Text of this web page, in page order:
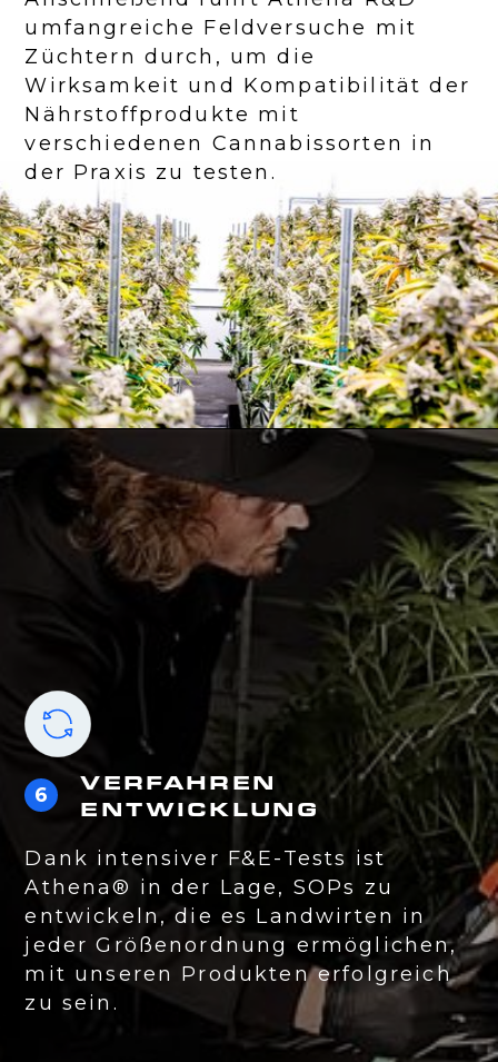
umfangreiche Feldversuche mit
Züchtern durch, um die
Wirksamkeit und Kompatibilität der
Nährstoffprodukte mit
verschiedenen Cannabissorten in
der Praxis zu testen.
6
VERFAHREN
ENTWICKLUNG
Dank intensiver F&E-Tests ist
Athena® in der Lage, SOPs zu
entwickeln, die es Landwirten in
jeder Größenordnung ermöglichen,
mit unseren Produkten erfolgreich
zu sein.